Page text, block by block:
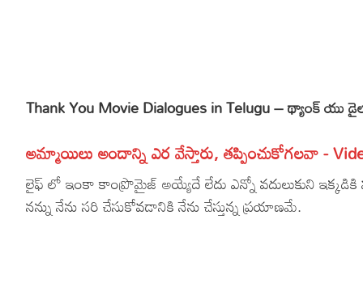
Poetry
Lyrics
Reviews
Movie Reviews
Food
Thank You Movie Dialogues in Telugu – థ్యాంక్ యు
అమ్మాయిలు అందాన్ని ఎర వేస్తారు, తప్పించుకోగలవా -
లైఫ్ లో ఇంకా కాంప్రొమైజ్ అయ్యేదే లేదు ఎన్నో వదులుకుని ఇక్కడికి
నన్ను నేను సరి చేసుకోవడానికి నేను చేస్తున్న ప్రయాణమే.